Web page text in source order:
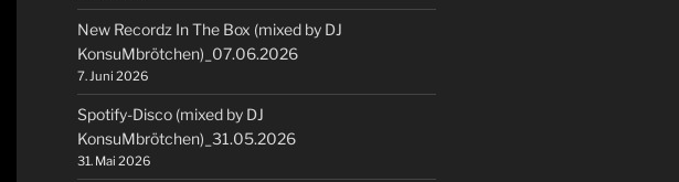
New Recordz In The Box (mixed by DJ
KonsuMbrötchen)_07.06.2026
7. Juni 2026
Spotify-Disco (mixed by DJ
KonsuMbrötchen)_31.05.2026
31. Mai 2026